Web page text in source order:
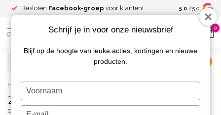
Besloten Facebook-groep voor klanten! Spaar voor
kortingen
5.0 /5.0
MENU
0
Home / 214 Gellak French Pastel Citron 10 ml.
214 Gellak French Pastel Citron 10 ml.
DIVA
Schrijf je in voor onze nieuwsbrief
Blijf op de hoogte van leuke acties, kortingen en nieuwe
producten.
Typ
je
naam
Typ